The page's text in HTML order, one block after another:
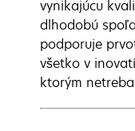
vynikajúcu
dlhodobú
podporuje
všetko v
ktorým